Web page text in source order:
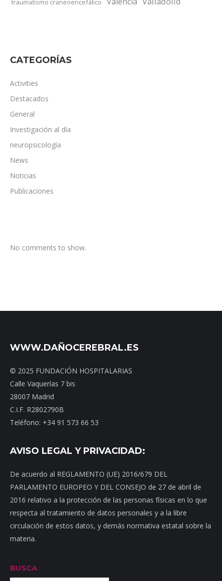
CATEGORÍAS
Activities
Destacados
General
Investigación al día
neuropsicología
News
Noticias
Publicaciones
No comments to show.
WWW.DAÑOCEREBRAL.ES
© 2025 FUNDACIÓN HOSPITALARIAS
Calle Vaquerías 7 bis
28007 Madrid
C.I.F. R2802790B
Teléfono: +34 91 573 66 53
AVISO LEGAL Y PRIVACIDAD:
De acuerdo al REGLAMENTO (UE) 2016/679 DEL
PARLAMENTO EUROPEO Y DEL CONSEJO de 27 de abril de
2016 relativo a la protección de las personas físicas en lo que
respecta al tratamiento de datos personales y a la libre
circulación de estos datos, y demás normativa estatal sobre la
materia.
BUSCA